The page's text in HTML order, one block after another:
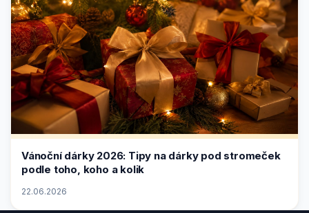
Vánoční dárky 2026: Tipy na dárky pod stromeček
podle toho, koho a kolik
22.06.2026